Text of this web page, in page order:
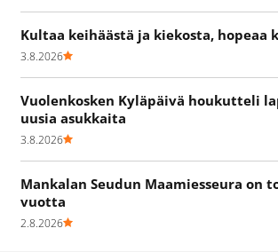
Kultaa keihäästä ja kiekosta, hopeaa
3.8.2026
Vuolenkosken Kyläpäivä houkutteli
uusia asukkaita
3.8.2026
Mankalan Seudun Maamiesseura on
vuotta
2.8.2026